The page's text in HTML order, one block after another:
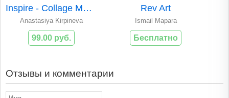
Inspire - Collage Maker
Anastasiya Kirpineva
99.00 руб.
Rev Art
Ismail Mapara
Бесплатно
Отзывы и комментарии